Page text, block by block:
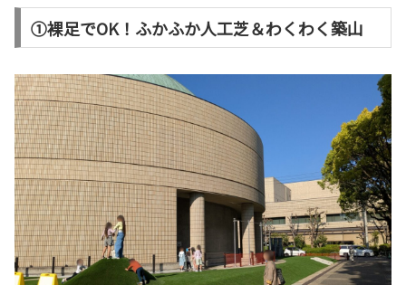
①裸足でOK！ふかふか人工芝＆わくわく築山